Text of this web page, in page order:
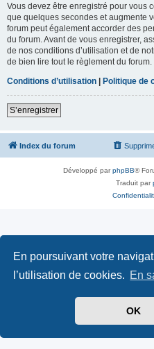
En poursuivant votre
l’utilisation de cookies. En
OK
Vous devez être enregistré pour vous
que quelques secondes et augmente
forum peut également accorder des
du forum. Avant de vous enregistrer,
de nos conditions d’utilisation et de
de bien lire tout le règlement du forum.
Conditions d’utilisation | Politique de
S’enregistrer
Index du forum
Développé parphpBB®
Traduit par